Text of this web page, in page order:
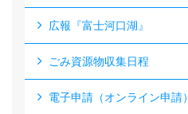
広報『富士河口湖』
ごみ資源物収集日程
電子申請（オンライン申請）